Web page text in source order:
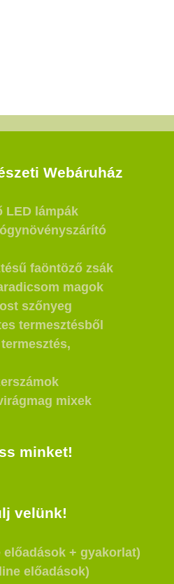
Webáruház
LED lámpák
faöntöző zsák
magok
szőnyeg
termesztésből
mixek
minket!
velünk!
+ gyakorlat)
előadások)